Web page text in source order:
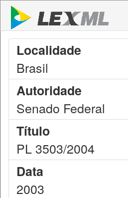
Localidade
Brasil
Autoridade
Senado Federal
Título
PL 3503/2004
Data
2003